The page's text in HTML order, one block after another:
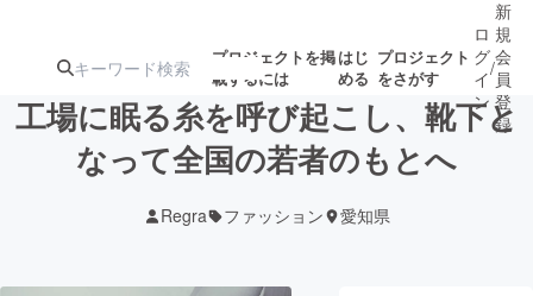
プロジェクトを掲
載するには
はじ
める
プロジェクト
をさがす
ジェクト
募集終了が近いプ
ロジェクト
ロ
グ
イ
ン
/
新
規
会
員
登
録
工場に眠る糸を呼び起こし、靴下と
なって全国の若者のもとへ
Regra ファッション 愛知県